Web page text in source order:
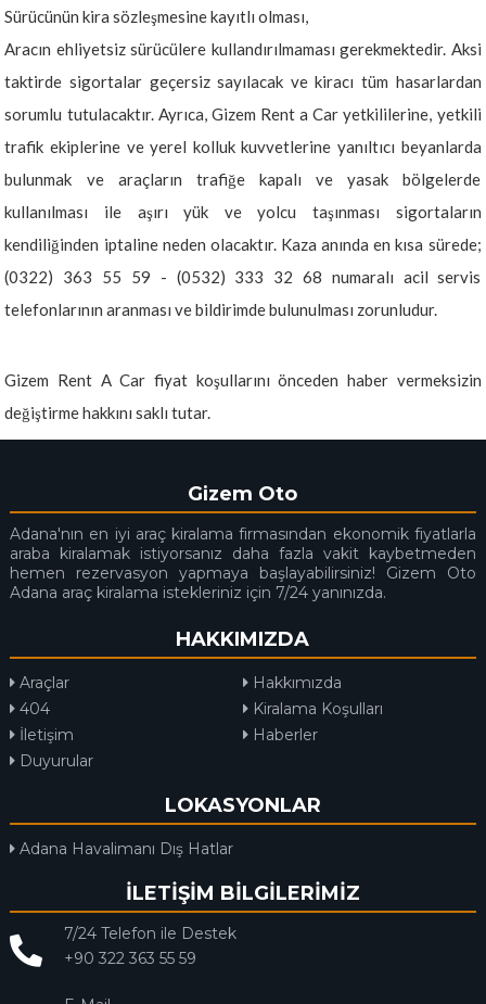
Sürücünün kira sözleşmesine kayıtlı olması,
Aracın ehliyetsiz sürücülere kullandırılmaması gerekmektedir. Aksi
taktirde sigortalar geçersiz sayılacak ve kiracı tüm hasarlardan
sorumlu tutulacaktır. Ayrıca, Gizem Rent a Car yetkililerine, yetkili
trafik ekiplerine ve yerel kolluk kuvvetlerine yanıltıcı beyanlarda
bulunmak ve araçların trafiğe kapalı ve yasak bölgelerde
kullanılması ile aşırı yük ve yolcu taşınması sigortaların
kendiliğinden iptaline neden olacaktır. Kaza anında en kısa sürede;
(0322) 363 55 59 - (0532) 333 32 68 numaralı acil servis
telefonlarının aranması ve bildirimde bulunulması zorunludur.
Gizem Rent A Car fiyat koşullarını önceden haber vermeksizin
değiştirme hakkını saklı tutar.
Gizem Oto
Adana'nın en iyi araç kiralama firmasından ekonomik fiyatlarla
araba kiralamak istiyorsanız daha fazla vakit kaybetmeden
hemen rezervasyon yapmaya başlayabilirsiniz! Gizem Oto
Adana araç kiralama istekleriniz için 7/24 yanınızda.
HAKKIMIZDA
Araçlar
Hakkımızda
404
Kiralama Koşulları
İletişim
Haberler
Duyurular
LOKASYONLAR
Adana Havalimanı Dış Hatlar
İLETİŞİM BİLGİLERİMİZ
7/24 Telefon ile Destek
+90 322 363 55 59